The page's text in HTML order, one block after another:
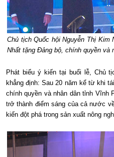
Chủ tịch Quốc hội Nguyễn Thị Kim
Nhất tặng Đảng bộ, chính quyền và
Phát biểu ý kiến tại buổi lễ, Chủ
khẳng định: Sau 20 năm kể từ khi
chính quyền và nhân dân tỉnh
trở thành điểm sáng của cả nước
kiến đột phá trong sản xuất nông